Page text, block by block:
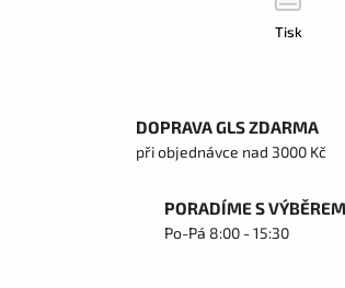
Tisk
DOPRAVA GLS ZDARMA
při objednávce nad 3000 Kč
PORADÍME S VÝBĚREM
Po-Pá 8:00 - 15:30